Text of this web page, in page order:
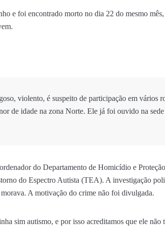
e foi encontrado morto no dia 22 do mesmo
violento, é suspeito de participação em vários
de idade na zona Norte. Ele já foi ouvido na
do Departamento de Homicídio e
do Espectro Autista (TEA). A investigação
A motivação do crime não foi divulgada.
sim autismo, e por isso acreditamos que ele